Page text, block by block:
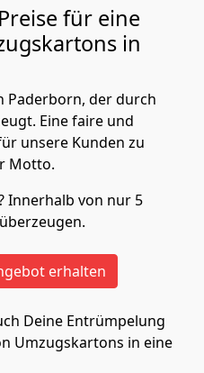
für eine
in
Paderborn, der durch
Eine faire und
unsere Kunden zu
Motto.
Innerhalb von nur 5
erhalten
Deine Entrümpelung
Umzugskartons in eine